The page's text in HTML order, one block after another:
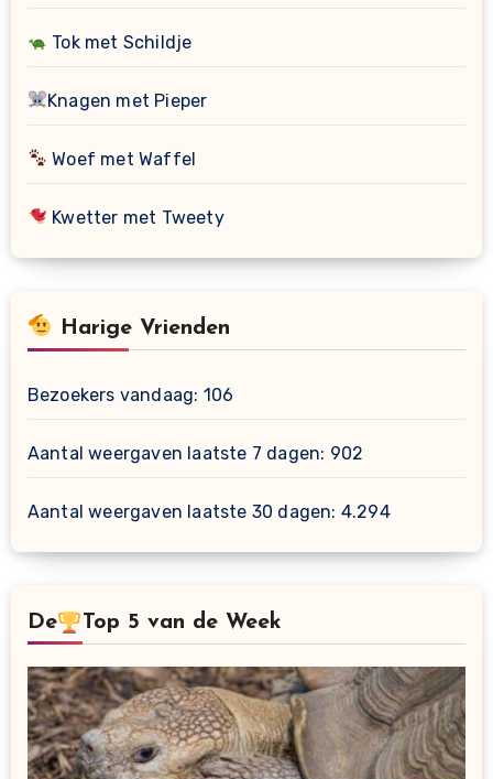
Tok met Schildje
Knagen met Pieper
Woef met Waffel
Kwetter met Tweety
Harige Vrienden
Bezoekers vandaag: 106
Aantal weergaven laatste 7 dagen: 902
Aantal weergaven laatste 30 dagen: 4.294
De Top 5 van de Week